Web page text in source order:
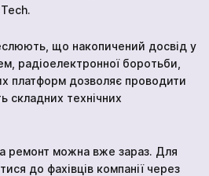
що накопичений досвід у
радіоелектронної боротьби,
платформ дозволяє проводити
складних технічних
ремонт можна вже зараз. Для
до фахівців компанії через